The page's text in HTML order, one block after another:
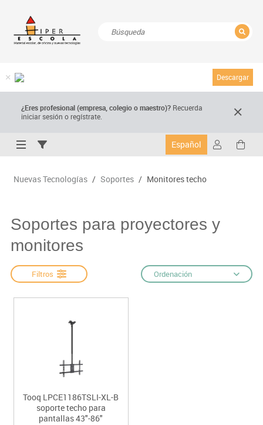
Descargar
¿Eres profesional (empresa, colegio o maestro)? Recuerda
iniciar sesión o regístrate.
Español
Nuevas Tecnologías / Soportes / Monitores techo
Soportes para proyectores y
monitores
Filtros Ordenación
Tooq LPCE1186TSLI-XL-B
soporte techo para
pantallas 43"-86"